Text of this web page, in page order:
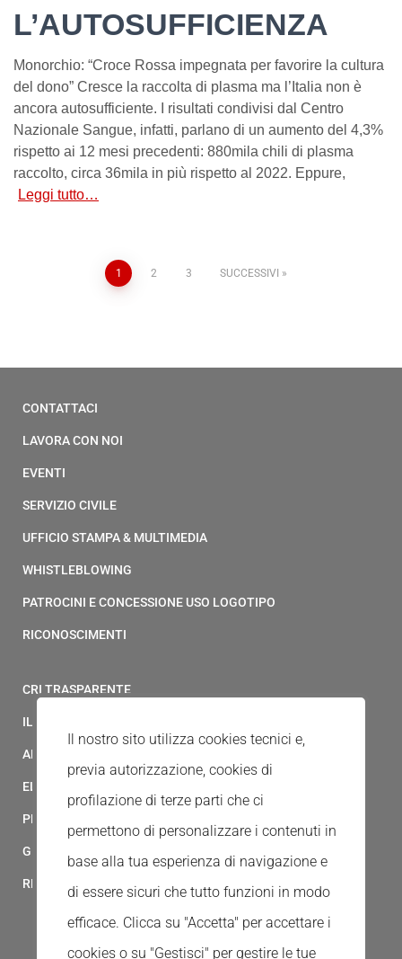
L’AUTOSUFFICIENZA
Monorchio: “Croce Rossa impegnata per favorire la cultura
del dono” Cresce la raccolta di plasma ma l’Italia non è
ancora autosufficiente. I risultati condivisi dal Centro
Nazionale Sangue, infatti, parlano di un aumento del 4,3%
rispetto ai 12 mesi precedenti: 880mila chili di plasma
raccolto, circa 36mila in più rispetto al 2022. Eppure,
Leggi tutto…
1 2 3 SUCCESSIVI
CONTATTACI
LAVORA CON NOI
EVENTI
SERVIZIO CIVILE
UFFICIO STAMPA & MULTIMEDIA
WHISTLEBLOWING
PATROCINI E CONCESSIONE USO LOGOTIPO
RICONOSCIMENTI
CRI TRASPARENTE
IL MODELLO 231 DELLA CROCE ROSSA ITALIANA
ALBO FORNITORI
ELENCO AVVOCATI
PRIVACY
GESTIONALE GAIA
RED CLOUD
Il nostro sito utilizza cookies tecnici e,
previa autorizzazione, cookies di
profilazione di terze parti che ci
permettono di personalizzare i contenuti in
base alla tua esperienza di navigazione e
di essere sicuri che tutto funzioni in modo
efficace. Clicca su "Accetta" per accettare i
cookies o su "Gestisci" per gestire le tue